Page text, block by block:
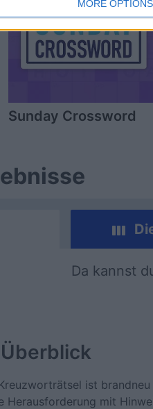
MORE OPTIONS
Sunday Crossword
Da kannst
Überblick
ist
Herausforderung mit